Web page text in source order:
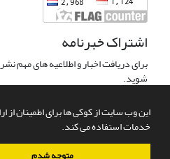
این وب سایت از کوکی ها برای اطمینان از
خدمات استفاده می کند.
متوجه شدم
اشتراک خبرنامه
برای دریافت اخبار و اطلاعیه های مهم
شوید.